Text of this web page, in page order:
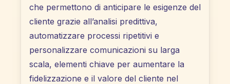
che permettono di anticipare le esigenze del
cliente grazie all’analisi predittiva,
automatizzare processi ripetitivi e
personalizzare comunicazioni su larga
scala, elementi chiave per aumentare la
fidelizzazione e il valore del cliente nel